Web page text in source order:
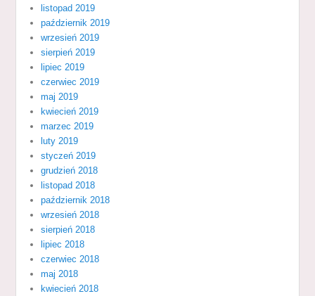
listopad 2019
październik 2019
wrzesień 2019
sierpień 2019
lipiec 2019
czerwiec 2019
maj 2019
kwiecień 2019
marzec 2019
luty 2019
styczeń 2019
grudzień 2018
listopad 2018
październik 2018
wrzesień 2018
sierpień 2018
lipiec 2018
czerwiec 2018
maj 2018
kwiecień 2018